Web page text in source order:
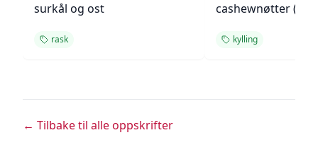
surkål og ost
rask
cashewnøtter
kylling
← Tilbake til alle oppskrifter